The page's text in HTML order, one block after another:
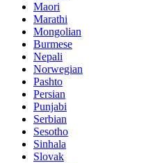
Maori
Marathi
Mongolian
Burmese
Nepali
Norwegian
Pashto
Persian
Punjabi
Serbian
Sesotho
Sinhala
Slovak